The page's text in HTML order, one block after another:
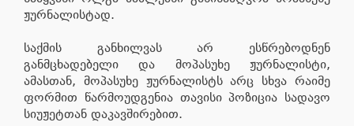
ჟურნალისტად.
საქმის განხილვას არ ესწრებოდნენ
განმცხადებელი და მოპასუხე ჟურნალისტი,
ამასთან, მოპასუხე ჟურნალისტს არც სხვა რაიმე
ფორმით წარმოუდგენია თავისი პოზიცია სადავო
სიუჟეტთან დაკავშირებით.